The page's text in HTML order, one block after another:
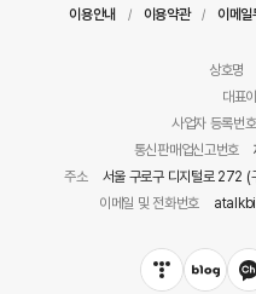
이용안내 / 이용약관 / 이메일
상호명
대표
사업자 등록번호
통신판매업신고번호
주소
서울 구로구 디지털로 272
이메일 및 전화번호